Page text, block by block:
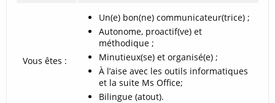
Vous êtes :
Un(e) bon(ne) communicateur(trice) ;
Autonome, proactif(ve) et
méthodique ;
Minutieux(se) et organisé(e) ;
À l’aise avec les outils informatiques
et la suite Ms Office;
Bilingue (atout).